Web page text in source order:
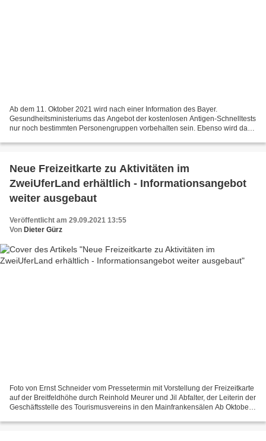
Ab dem 11. Oktober 2021 wird nach einer Information des Bayer.
Gesundheitsministeriums das Angebot der kostenlosen Antigen-Schnelltests
nur noch bestimmten Personengruppen vorbehalten sein. Ebenso wird das
Neue Freizeitkarte zu Aktivitäten im
ZweiUferLand erhältlich - Informationsangebot
weiter ausgebaut
Veröffentlicht am 29.09.2021 13:55
Von Dieter Gürz
Foto von Ernst Schneider vom Pressetermin mit Vorstellung der Freizeitkarte
auf der Breitfeldhöhe durch Reinhold Meurer und Jil Abfalter, der Leiterin der
Geschäftsstelle des Tourismusvereins in den Mainfrankensälen Ab Oktober